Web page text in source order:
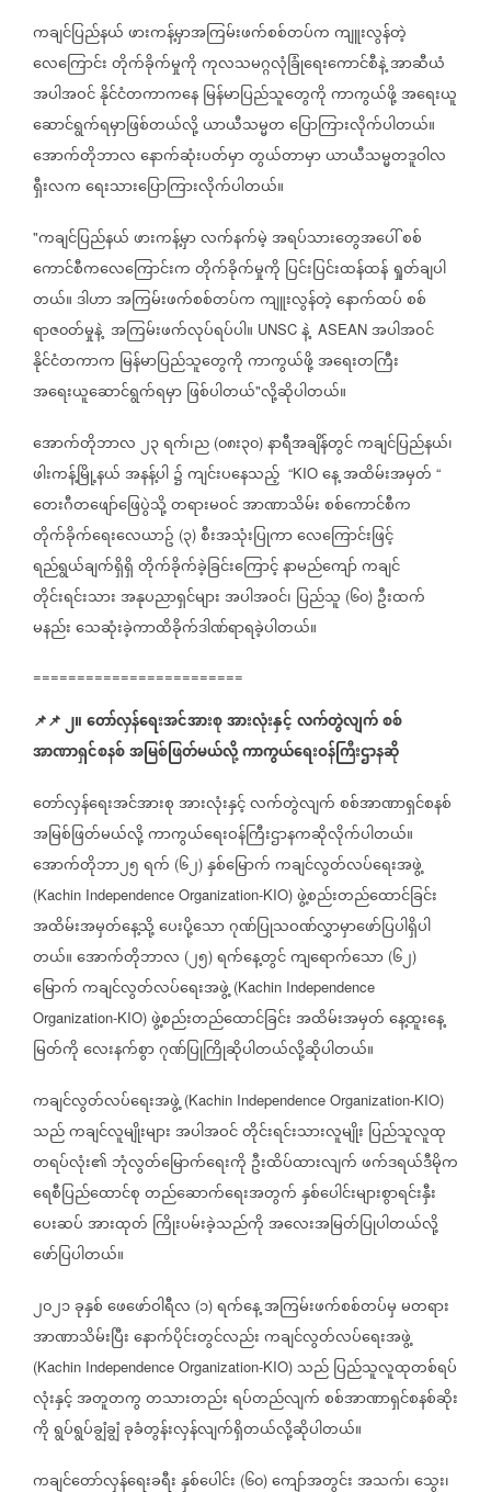
ကချင်ပြည်နယ်ဖားကန့်မှာအကြမ်းဖက်စစ်တပ်ကကျူးလွန်တဲ့
လေကြောင်းတိုက်ခိုက်မှုကိုကုလသမဂ္ဂလုံခြုံရေးကောင်စီနဲ့အာဆီယံ
အပါအဝင်နိုင်ငံတကာကနေမြန်မာပြည်သူတွေကိုကာကွယ်ဖို့အရေးယူ
ဆောင်ရွက်ရမှာဖြစ်တယ်လို့ယာယီသမ္မတပြောကြားလိုက်ပါတယ်။
အောက်တိုဘာလနောက်ဆုံးပတ်မှာတွယ်တာမှာယာယီသမ္မတဒူဝါလ
ရှီးလကရေးသားပြောကြားလိုက်ပါတယ်။
"ကချင်ပြည်နယ်ဖားကန့်မှာလက်နက်မဲ့အရပ်သားတွေအပေါ်စစ်
ကောင်စီကလေကြောင်းကတိုက်ခိုက်မှုကို ပြင်းပြင်းထန်ထန်ရှုတ်ချပါ
တယ်။ဒါဟာအကြမ်းဖက်စစ်တပ်ကကျူးလွန်တဲ့နောက်ထပ်စစ်
ရာဇ၀တ်မှုနဲ့ အကြမ်းဖက်လုပ်ရပ်ပါ။ UNSC နဲ့ ASEAN အပါအဝင်
နိုင်ငံတကာက မြန်မာပြည်သူတွေကိုကာကွယ်ဖို့အရေးတကြီး
အရေးယူဆောင်ရွက်ရမှာဖြစ်ပါတယ်"လို့ဆိုပါတယ်။
အောက်တိုဘာလ၂၃ရက်၊ည (၀၈း၃၀) နာရီအချိန်တွင်ကချင်ပြည်နယ်၊
ဖါးကန့်မြို့နယ်အနန့်ပါ၌ကျင်းပနေသည့် “KIO နေ့အထိမ်းအမှတ် “
တေးဂီတဖျော်ဖြေပွဲသို့တရားမဝင်အာဏာသိမ်းစစ်ကောင်စီက
တိုက်ခိုက်ရေးလေယာဥ် (၃) စီးအသုံးပြုကာလေကြောင်းဖြင့်
ရည်ရွယ်ချက်ရှိရှိတိုက်ခိုက်ခဲ့ခြင်းကြောင့်နာမည်ကျော်ကချင်
တိုင်းရင်းသားအနုပညာရှင်များအပါအဝင်၊ ပြည်သူ (၆၀) ဦးထက်
မနည်းသေဆုံးခဲ့ကာထိခိုက်ဒါဏ်ရာရခဲ့ပါတယ်။
========================
📌📌၂။တော်လှန်ရေးအင်အားစုအားလုံးနှင့်လက်တွဲလျက်စစ်
အာဏာရှင်စနစ်အမြစ်ဖြတ်မယ်လို့ကာကွယ်ရေးဝန်ကြီးဌာနဆို
တော်လှန်ရေးအင်အားစုအားလုံးနှင့်လက်တွဲလျက်စစ်အာဏာရှင်စနစ်
အမြစ်ဖြတ်မယ်လို့ကာကွယ်ရေးဝန်ကြီးဌာနကဆိုလိုက်ပါတယ်။
အောက်တိုဘာ၂၅ရက် (၆၂) နှစ်မြောက်ကချင်လွတ်လပ်ရေးအဖွဲ့
(Kachin Independence Organization-KIO) ဖွဲ့စည်းတည်ထောင်ခြင်း
အထိမ်းအမှတ်နေ့သို့ပေးပို့သောဂုဏ်ပြုသဝဏ်လွှာမှာဖော်ပြပါရှိပါ
တယ်။အောက်တိုဘာလ (၂၅) ရက်နေ့တွင်ကျရောက်သော (၆၂)
မြောက်ကချင်လွတ်လပ်ရေးအဖွဲ့ (Kachin Independence
Organization-KIO) ဖွဲ့စည်းတည်ထောင်ခြင်းအထိမ်းအမှတ်နေ့ထူးနေ့
မြတ်ကိုလေးနက်စွာဂုဏ်ပြုကြိုဆိုပါတယ်လို့ဆိုပါတယ်။
ကချင်လွတ်လပ်ရေးအဖွဲ့ (Kachin Independence Organization-KIO)
သည်ကချင်လူမျိုးများအပါအဝင်တိုင်းရင်းသားလူမျိုး ပြည်သူလူထု
တရပ်လုံး၏ ဘုံလွတ်မြောက်ရေးကို ဦးထိပ်ထားလျက်ဖက်ဒရယ်ဒီမိုက
ရေစီပြည်ထောင်စုတည်ဆောက်ရေးအတွက်နှစ်ပေါင်းများစွာရင်းနှီး
ပေးဆပ်အားထုတ် ကြိုးပမ်းခဲ့သည်ကိုအလေးအမြတ်ပြုပါတယ်လို့
ဖော်ပြပါတယ်။
၂၀၂၁ခုနှစ်ဖေဖော်ဝါရီလ (၁) ရက်နေ့အကြမ်းဖက်စစ်တပ်မှမတရား
အာဏာသိမ်းပြီးနောက်ပိုင်းတွင်လည်းကချင်လွတ်လပ်ရေးအဖွဲ့
(Kachin Independence Organization-KIO) သည်ပြည်သူလူထုတစ်ရပ်
လုံးနှင့်အတူတကွတသားတည်းရပ်တည်လျက်စစ်အာဏာရှင်စနစ်ဆိုး
ကိုရွပ်ရွပ်ချွံချွံခုခံတွန်းလှန်လျက်ရှိတယ်လို့ဆိုပါတယ်။
ကချင်တော်လှန်ရေးခရီးနှစ်ပေါင်း (၆၀) ကျော်အတွင်းအသက်၊သွေး၊